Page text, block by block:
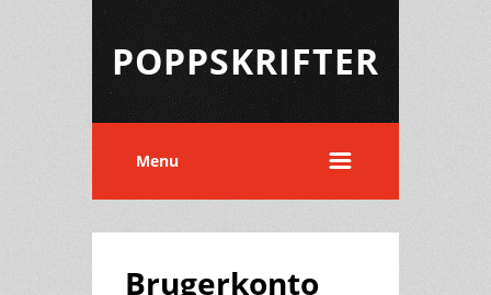
POPPSKRIFTER
Menu
Brugerkonto